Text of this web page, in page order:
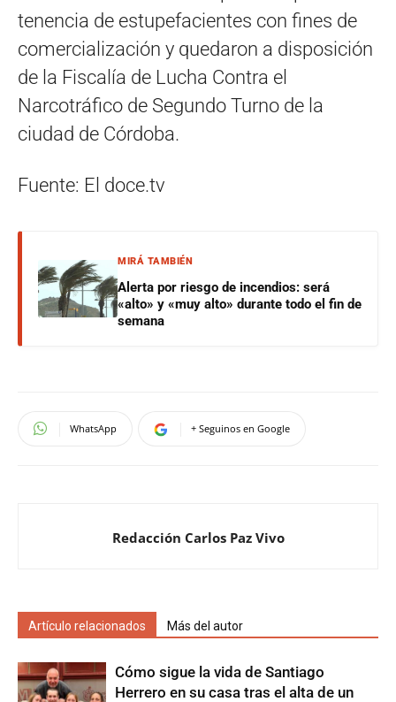
tenencia de estupefacientes con fines de
comercialización y quedaron a disposición
de la Fiscalía de Lucha Contra el
Narcotráfico de Segundo Turno de la
ciudad de Córdoba.
Fuente: El doce.tv
MIRÁ TAMBIÉN
Alerta por riesgo de incendios: será
«alto» y «muy alto» durante todo el fin de
semana
WhatsApp + Seguinos en Google
Redacción Carlos Paz Vivo
Artículo relacionados Más del autor
Cómo sigue la vida de Santiago
Herrero en su casa tras el alta de un